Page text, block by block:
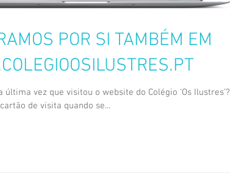
POR SI TAMBÉM EM
vez que visitou o website do Colégio ‘Os Ilustres’? O website é sempre um
de visita quando se...